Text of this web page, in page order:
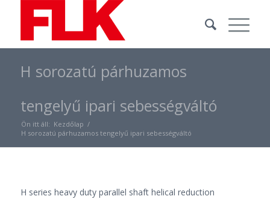
H sorozatú párhuzamos
tengelyű ipari sebességváltó
Ön itt áll: Kezdőlap /
H sorozatú párhuzamos tengelyű ipari sebességváltó
H series heavy duty parallel shaft helical reduction